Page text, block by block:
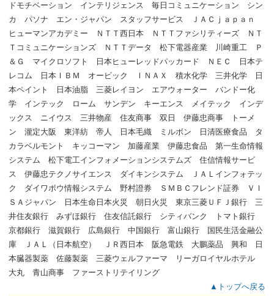
ドモチベーション インテリジェンス 毎日コミュニケーション シン
カ パソナ エン・ジャパン スタッフサービス ＪＡＣｊａｐａｎ
ヒューマンアカデミー ＮＴＴ西日本 ＮＴＴファシリティーズ ＮＴ
Ｔコミュニケーションズ ＮＴＴデータ 松下電器産業 川崎重工 Ｐ
＆Ｇ マイクロソフト 日本ヒューレッドパッカード ＮＥＣ 日本テ
レコム 日本ＩＢＭ オービック ＩＮＡＸ 積水化学 三井化学 日
本ペイント 日本油脂 三菱レイヨン エアウォーター バンドー化
学 インテック ローム サンデン キーエンス メイテック インデ
ックス ニイウス 三井物産 住友商事 双日 伊藤忠商事 トーメ
ン 瀧定大阪 東洋紡 帝人 日本毛織 ミルボン 日清医療食品 タ
カラベルモント キッコーマン 加藤産業 伊藤忠食品 第一生命情報
システム 松下電工インフォメーションシステムズ 住信情報サービ
ス 伊藤忠テクノサイエンス ダイキンシステム ＪＡＬインフォテッ
ク ダイワボウ情報システム 野村證券 ＳＭＢＣフレンド証券 ＶＩ
ＳＡジャパン 日本生命日本火災 朝日火災 東京三菱ＵＦＪ銀行 三
井住友銀行 みずほ銀行 住友信託銀行 シティバンク トマト銀行
京都銀行 滋賀銀行 広島銀行 中国銀行 富山銀行 国民生活金融公
庫 ＪＡＬ（日本航空） ＪＲ西日本 阪急電鉄 大鵬薬品 興和 日
本臓器製薬 佐藤製薬 三菱ウェルファーマ リーガロイヤルホテル
大丸 青山商事 ファーストリテイリング
▲トップへ戻る